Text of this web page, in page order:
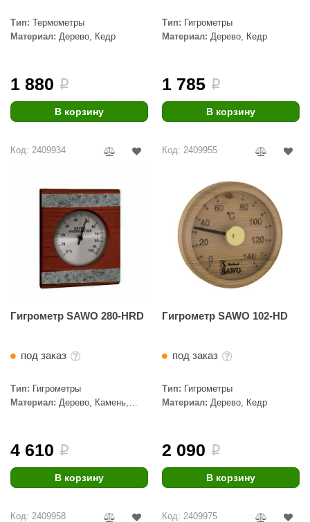
Тип: Термометры
Материал: Дерево, Кедр
1 880 i
В корзину
Тип: Гигрометры
Материал: Дерево, Кедр
1 785 i
В корзину
Код: 2409934
Гигрометр SAWO 280-HRD
под заказ
Тип: Гигрометры
Материал: Дерево, Камень,
4 610 i
В корзину
Код: 2409955
Гигрометр SAWO 102-HD
под заказ
Тип: Гигрометры
Материал: Дерево, Кедр
2 090 i
В корзину
Код: 2409958 Код: 2409975